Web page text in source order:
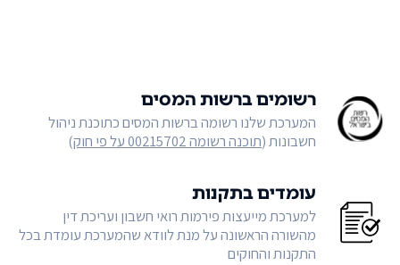
רשומים ברשות המסים
המערכת שלנו רשומה ברשות המסים כתוכנת ניהול
חשבונות (תוכנה רשומה 00215702 על פי חוק )
עומדים בתקנות
למערכת מייעצות פירמות רואי חשבון ועריכת דין
מהשורה הראשונה על מנת לוודא שהמערכת עומדת בכל
התקנות והחוקים